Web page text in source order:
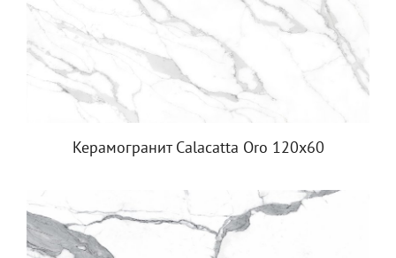
Керамогранит Calacatta Oro 120x60